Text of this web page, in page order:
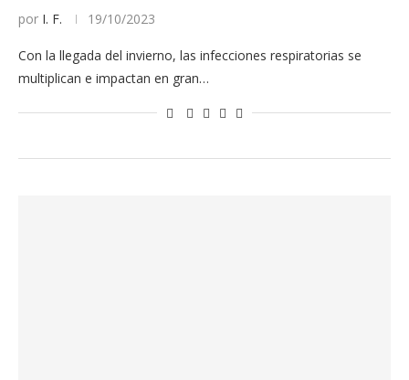
por I. F. 19/10/2023
Con la llegada del invierno, las infecciones respiratorias se
multiplican e impactan en gran…